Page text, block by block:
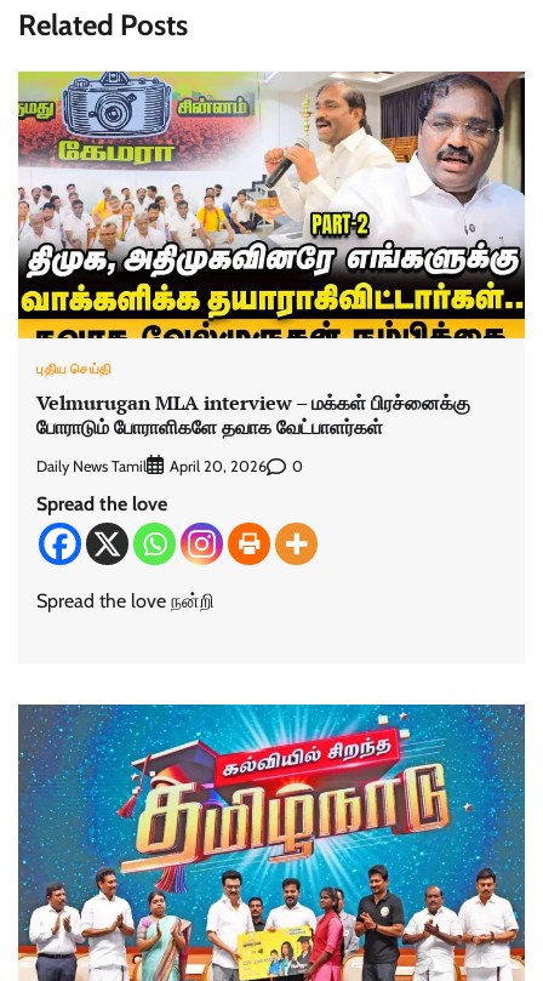
Related Posts
புதிய செய்தி
Velmurugan MLA interview – மக்கள் பிரச்னைக்கு
போராடும் போராளிகளே தவாக வேட்பாளர்கள்
Daily News Tamil April 20, 2026 0
Spread the love
Spread the love நன்றி